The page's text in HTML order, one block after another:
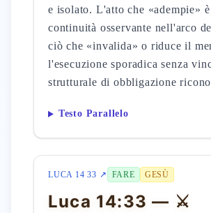
e isolato. L'atto che «adempie»
continuità osservante nell'arco
ciò che «invalida» o riduce il
l'esecuzione sporadica senza
strutturale di obbligazione
Testo Parallelo
LUCA 14 33 ↗ FARE GESÙ
Luca 14:33 — ⚔️